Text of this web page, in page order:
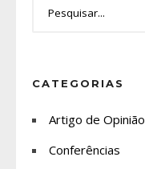
CATEGORIAS
Artigo de Opinião
Conferências